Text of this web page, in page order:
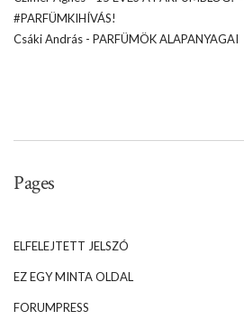
#PARFÜMKIHÍVÁS!
Csáki András - PARFÜMÖK ALAPANYAGAI
Pages
ELFELEJTETT JELSZÓ
EZ EGY MINTA OLDAL
FORUMPRESS